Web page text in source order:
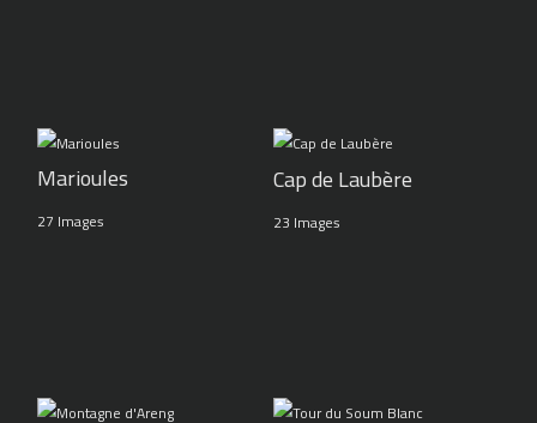
Marioules
27 Images
Cap de Laubère
23 Images